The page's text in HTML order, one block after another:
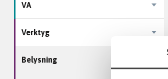
VA
Verktyg
Belysning